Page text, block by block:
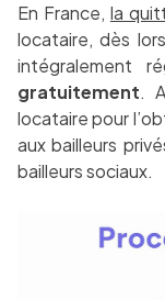
En France, la
locataire, dès
intégralement
gratuitement.
locataire pour
aux bailleurs
bailleurs sociaux.